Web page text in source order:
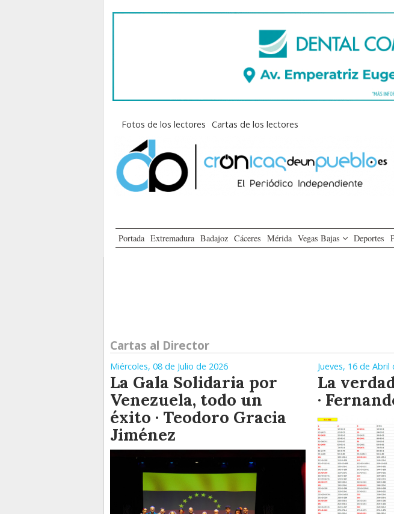
Fotos de los lectores Cartas de los lectores
Portada Extremadura Badajoz Cáceres Mérida Vegas Bajas Deportes
Cartas al Director
Miércoles, 08 de Julio de 2026
La Gala Solidaria por
Venezuela, todo un
éxito · Teodoro Gracia
Jiménez
Jueves, 16 de Abril
La
·